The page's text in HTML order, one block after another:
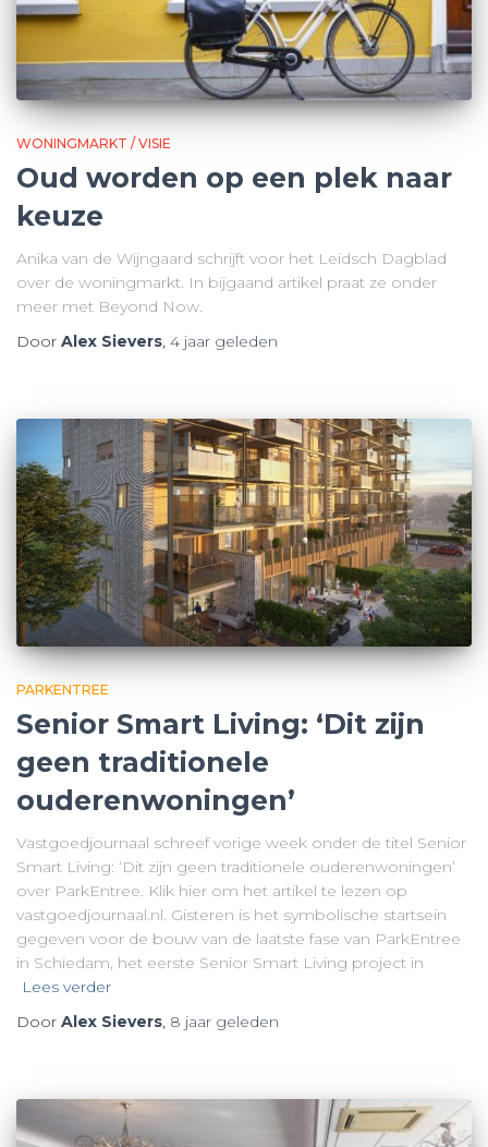
WONINGMARKT / VISIE
Oud worden op een plek naar
keuze
Anika van de Wijngaard schrijft voor het Leidsch Dagblad
over de woningmarkt. In bijgaand artikel praat ze onder
meer met Beyond Now.
Door Alex Sievers, 4 jaar geleden
PARKENTREE
Senior Smart Living: ‘Dit zijn
geen traditionele
ouderenwoningen’
Vastgoedjournaal schreef vorige week onder de titel Senior
Smart Living: ‘Dit zijn geen traditionele ouderenwoningen’
over ParkEntree. Klik hier om het artikel te lezen op
vastgoedjournaal.nl. Gisteren is het symbolische startsein
gegeven voor de bouw van de laatste fase van ParkEntree
in Schiedam, het eerste Senior Smart Living project in
Lees verder
Door Alex Sievers, 8 jaar geleden